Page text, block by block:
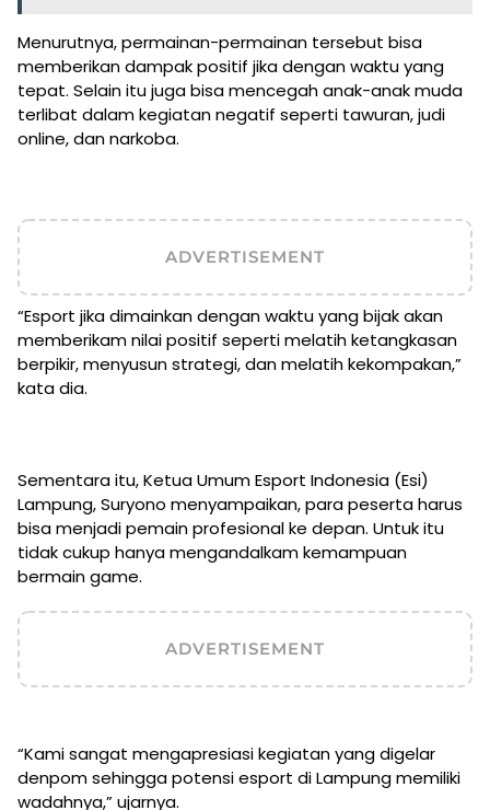
Menurutnya, permainan-permainan tersebut bisa
memberikan dampak positif jika dengan waktu yang
tepat. Selain itu juga bisa mencegah anak-anak muda
terlibat dalam kegiatan negatif seperti tawuran, judi
online, dan narkoba.
ADVERTISEMENT
“Esport jika dimainkan dengan waktu yang bijak akan
memberikam nilai positif seperti melatih ketangkasan
berpikir, menyusun strategi, dan melatih kekompakan,”
kata dia.
Sementara itu, Ketua Umum Esport Indonesia (Esi)
Lampung, Suryono menyampaikan, para peserta harus
bisa menjadi pemain profesional ke depan. Untuk itu
tidak cukup hanya mengandalkam kemampuan
bermain game.
ADVERTISEMENT
“Kami sangat mengapresiasi kegiatan yang digelar
denpom sehingga potensi esport di Lampung memiliki
wadahnya,” ujarnya.